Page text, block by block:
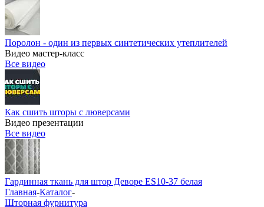
Поролон - один из первых синтетических утеплителей
Видео мастер-класс
Все видео
Как сшить шторы с люверсами
Видео презентации
Все видео
Гардинная ткань для штор Деворе ES10-37 белая
Главная-Каталог-
Шторная фурнитура